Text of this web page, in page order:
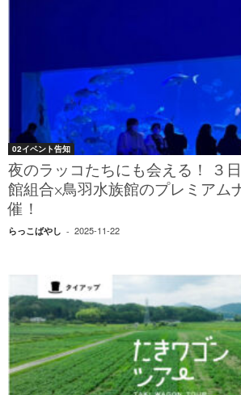
02イベント告知
夜のラッコたちにも会える！ ３
館組合×鳥羽水族館のプレミアム
催！
らっこばやし - 2025-11-22